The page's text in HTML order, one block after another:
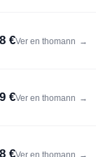
€Ver en thomann →
€Ver en thomann →
€Ver en thomann →